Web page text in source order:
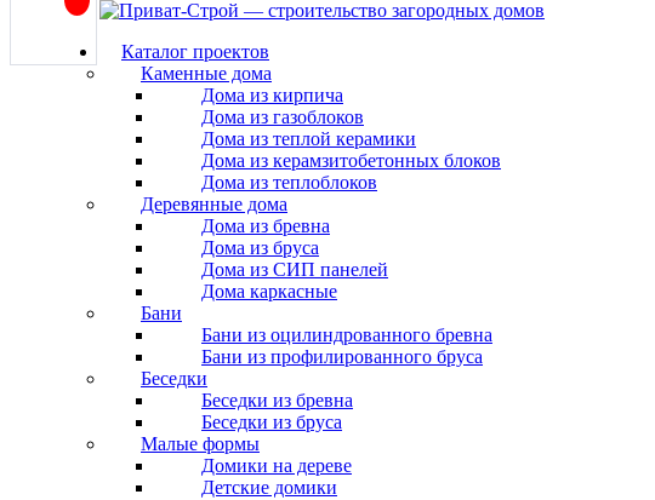
Каталог проектов
Каменные дома
Дома из кирпича
Дома из газоблоков
Дома из теплой керамики
Дома из керамзитобетонных блоков
Дома из теплоблоков
Деревянные дома
Дома из бревна
Дома из бруса
Дома из СИП панелей
Дома каркасные
Бани
Бани из оцилиндрованного бревна
Бани из профилированного бруса
Беседки
Беседки из бревна
Беседки из бруса
Малые формы
Домики на дереве
Детские домики